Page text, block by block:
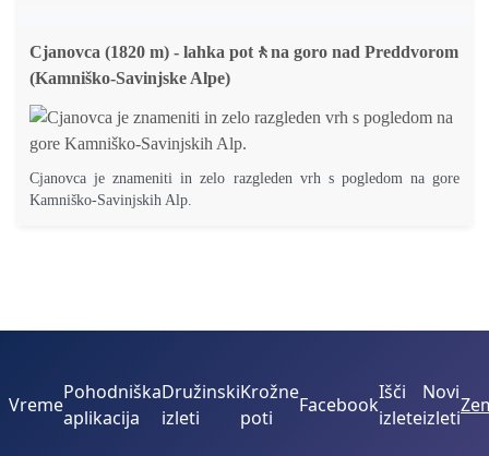
Cjanovca (1820 m) - lahka pot🚶na goro nad Preddvorom
(Kamniško-Savinjske Alpe)
Cjanovca je znameniti in zelo razgleden vrh s pogledom na gore
Kamniško-Savinjskih Alp.
Vreme
Pohodniška
aplikacija
Družinski
izleti
Krožne
poti
Facebook
Išči
izlete
Novi
izleti